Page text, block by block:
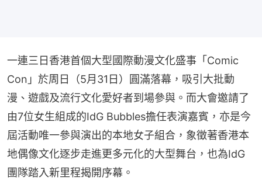
一連三日香港首個大型國際動漫文化盛事「Comic
Con」於周日（5月31日）圓滿落幕，吸引大批動
漫、遊戲及流行文化愛好者到場參與。而大會邀請了
由7位女生組成的IdG Bubbles擔任表演嘉賓，亦是今
屆活動唯一參與演出的本地女子組合，象徵著香港本
地偶像文化逐步走進更多元化的大型舞台，也為IdG
團隊踏入新里程揭開序幕。